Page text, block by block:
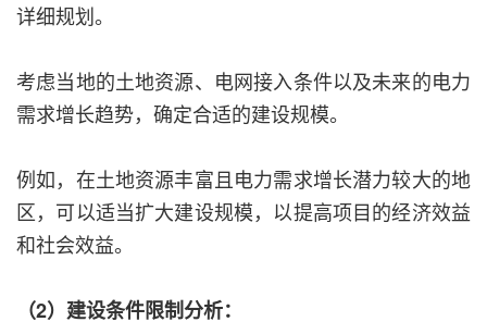
详细规划。
考虑当地的土地资源、电网接入条件以及未来的电力
需求增长趋势，确定合适的建设规模。
例如，在土地资源丰富且电力需求增长潜力较大的地
区，可以适当扩大建设规模，以提高项目的经济效益
和社会效益。
（2）建设条件限制分析：